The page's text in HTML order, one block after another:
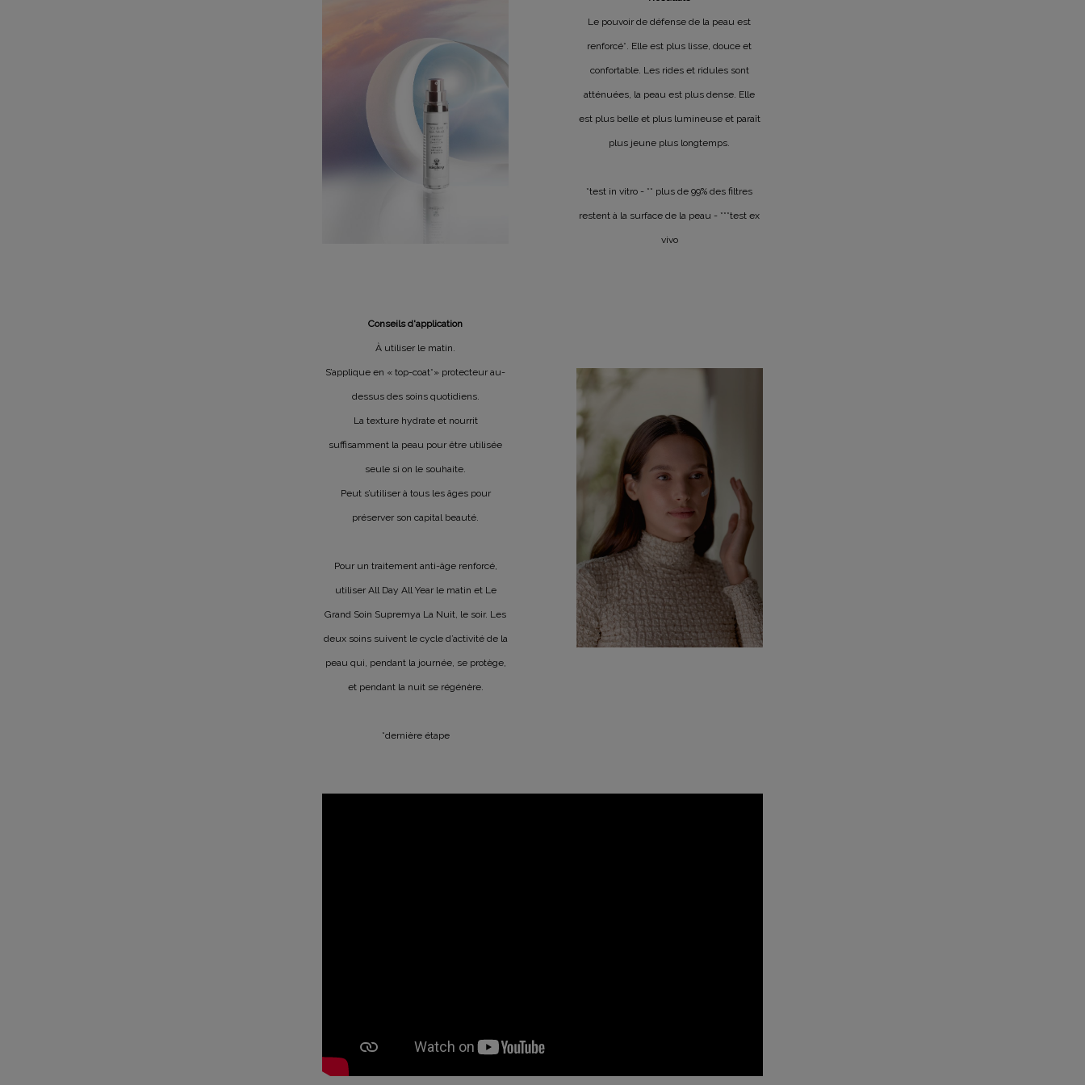
Le pouvoir de défense de la peau est
renforcé*. Elle est plus lisse, douce et
confortable. Les rides et ridules sont
atténuées, la peau est plus dense. Elle
est plus belle et plus lumineuse et paraît
plus jeune plus longtemps.
*test in vitro - ** plus de 99% des filtres
restent à la surface de la peau - ***test ex
vivo
Conseils d'application
À utiliser le matin.
S’applique en « top-coat*» protecteur au-
dessus des soins quotidiens.
La texture hydrate et nourrit
suffisamment la peau pour être utilisée
seule si on le souhaite.
Peut s’utiliser à tous les âges pour
préserver son capital beauté.
Pour un traitement anti-âge renforcé,
utiliser All Day All Year le matin et Le
Grand Soin Supremya La Nuit, le soir. Les
deux soins suivent le cycle d’activité de la
peau qui, pendant la journée, se protège,
et pendant la nuit se régénère.
*dernière étape